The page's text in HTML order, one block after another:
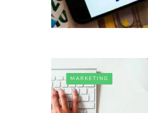
MARKETING